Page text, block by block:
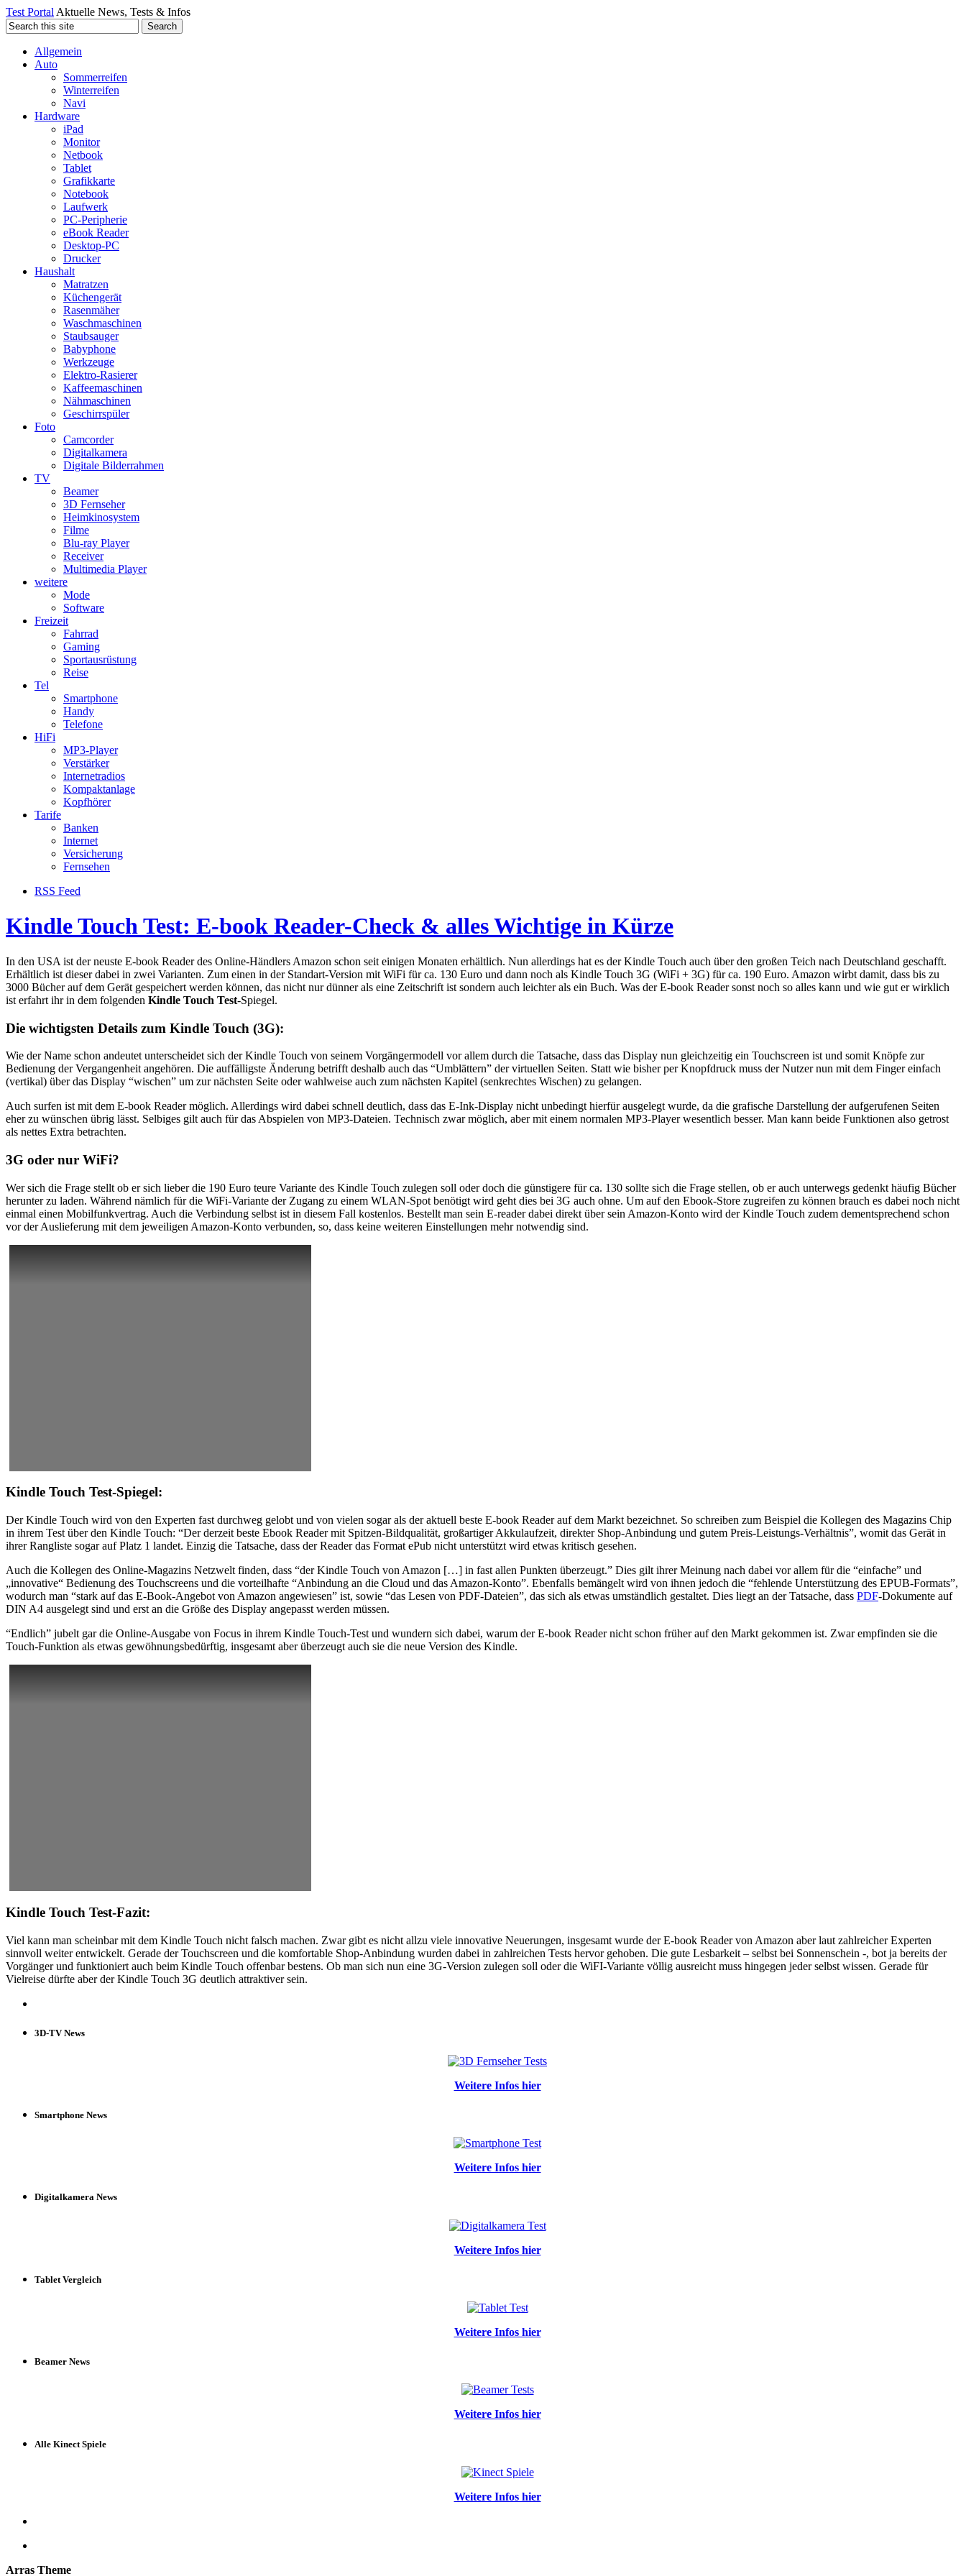
Test Portal Aktuelle News, Tests & Infos
Allgemein
Auto
Sommerreifen
Winterreifen
Navi
Hardware
iPad
Monitor
Netbook
Tablet
Grafikkarte
Notebook
Laufwerk
PC-Peripherie
eBook Reader
Desktop-PC
Drucker
Haushalt
Matratzen
Küchengerät
Rasenmäher
Waschmaschinen
Staubsauger
Babyphone
Werkzeuge
Elektro-Rasierer
Kaffeemaschinen
Nähmaschinen
Geschirrspüler
Foto
Camcorder
Digitalkamera
Digitale Bilderrahmen
TV
Beamer
3D Fernseher
Heimkinosystem
Filme
Blu-ray Player
Receiver
Multimedia Player
weitere
Mode
Software
Freizeit
Fahrrad
Gaming
Sportausrüstung
Reise
Tel
Smartphone
Handy
Telefone
HiFi
MP3-Player
Verstärker
Internetradios
Kompaktanlage
Kopfhörer
Tarife
Banken
Internet
Versicherung
Fernsehen
RSS Feed
Kindle Touch Test: E-book Reader-Check & alles Wichtige in Kürze
In den USA ist der neuste E-book Reader des Online-Händlers Amazon schon seit einigen Monaten erhältlich. Nun allerdings hat es der Kindle Touch auch über den großen Teich nach Deutschland geschafft.
Erhältlich ist dieser dabei in zwei Varianten. Zum einen in der Standart-Version mit WiFi für ca. 130 Euro und dann noch als Kindle Touch 3G (WiFi + 3G) für ca. 190 Euro. Amazon wirbt damit, dass bis zu
3000 Bücher auf dem Gerät gespeichert werden können, das nicht nur dünner als eine Zeitschrift ist sondern auch leichter als ein Buch. Was der E-book Reader sonst noch so alles kann und wie gut er wirklich
ist erfahrt ihr in dem folgenden Kindle Touch Test-Spiegel.
Die wichtigsten Details zum Kindle Touch (3G):
Wie der Name schon andeutet unterscheidet sich der Kindle Touch von seinem Vorgängermodell vor allem durch die Tatsache, dass das Display nun gleichzeitig ein Touchscreen ist und somit Knöpfe zur
Bedienung der Vergangenheit angehören. Die auffälligste Änderung betrifft deshalb auch das “Umblättern” der virtuellen Seiten. Statt wie bisher per Knopfdruck muss der Nutzer nun mit dem Finger einfach
(vertikal) über das Display “wischen” um zur nächsten Seite oder wahlweise auch zum nächsten Kapitel (senkrechtes Wischen) zu gelangen.
Auch surfen ist mit dem E-book Reader möglich. Allerdings wird dabei schnell deutlich, dass das E-Ink-Display nicht unbedingt hierfür ausgelegt wurde, da die grafische Darstellung der aufgerufenen Seiten
eher zu wünschen übrig lässt. Selbiges gilt auch für das Abspielen von MP3-Dateien. Technisch zwar möglich, aber mit einem normalen MP3-Player wesentlich besser. Man kann beide Funktionen also getrost
als nettes Extra betrachten.
3G oder nur WiFi?
Wer sich die Frage stellt ob er sich lieber die 190 Euro teure Variante des Kindle Touch zulegen soll oder doch die günstigere für ca. 130 sollte sich die Frage stellen, ob er auch unterwegs gedenkt häufig Bücher
herunter zu laden. Während nämlich für die WiFi-Variante der Zugang zu einem WLAN-Spot benötigt wird geht dies bei 3G auch ohne. Um auf den Ebook-Store zugreifen zu können brauch es dabei noch nicht
einmal einen Mobilfunkvertrag. Auch die Verbindung selbst ist in diesem Fall kostenlos. Bestellt man sein E-reader dabei direkt über sein Amazon-Konto wird der Kindle Touch zudem dementsprechend schon
vor der Auslieferung mit dem jeweiligen Amazon-Konto verbunden, so, dass keine weiteren Einstellungen mehr notwendig sind.
Kindle Touch Test-Spiegel:
Der Kindle Touch wird von den Experten fast durchweg gelobt und von vielen sogar als der aktuell beste E-book Reader auf dem Markt bezeichnet. So schreiben zum Beispiel die Kollegen des Magazins Chip
in ihrem Test über den Kindle Touch: “Der derzeit beste Ebook Reader mit Spitzen-Bildqualität, großartiger Akkulaufzeit, direkter Shop-Anbindung und gutem Preis-Leistungs-Verhältnis”, womit das Gerät in
ihrer Rangliste sogar auf Platz 1 landet. Einzig die Tatsache, dass der Reader das Format ePub nicht unterstützt wird etwas kritisch gesehen.
Auch die Kollegen des Online-Magazins Netzwelt finden, dass “der Kindle Touch von Amazon […] in fast allen Punkten überzeugt.” Dies gilt ihrer Meinung nach dabei vor allem für die “einfache” und
„innovative“ Bedienung des Touchscreens und die vorteilhafte “Anbindung an die Cloud und das Amazon-Konto”. Ebenfalls bemängelt wird von ihnen jedoch die “fehlende Unterstützung des EPUB-Formats”,
wodurch man “stark auf das E-Book-Angebot von Amazon angewiesen” ist, sowie “das Lesen von PDF-Dateien”, das sich als etwas umständlich gestaltet. Dies liegt an der Tatsache, dass PDF-Dokumente auf
DIN A4 ausgelegt sind und erst an die Größe des Display angepasst werden müssen.
“Endlich” jubelt gar die Online-Ausgabe von Focus in ihrem Kindle Touch-Test und wundern sich dabei, warum der E-book Reader nicht schon früher auf den Markt gekommen ist. Zwar empfinden sie die
Touch-Funktion als etwas gewöhnungsbedürftig, insgesamt aber überzeugt auch sie die neue Version des Kindle.
Kindle Touch Test-Fazit:
Viel kann man scheinbar mit dem Kindle Touch nicht falsch machen. Zwar gibt es nicht allzu viele innovative Neuerungen, insgesamt wurde der E-book Reader von Amazon aber laut zahlreicher Experten
sinnvoll weiter entwickelt. Gerade der Touchscreen und die komfortable Shop-Anbindung wurden dabei in zahlreichen Tests hervor gehoben. Die gute Lesbarkeit – selbst bei Sonnenschein -, bot ja bereits der
Vorgänger und funktioniert auch beim Kindle Touch offenbar bestens. Ob man sich nun eine 3G-Version zulegen soll oder die WiFI-Variante völlig ausreicht muss hingegen jeder selbst wissen. Gerade für
Vielreise dürfte aber der Kindle Touch 3G deutlich attraktiver sein.
3D-TV News
Weitere Infos hier
Smartphone News
Weitere Infos hier
Digitalkamera News
Weitere Infos hier
Tablet Vergleich
Weitere Infos hier
Beamer News
Weitere Infos hier
Alle Kinect Spiele
Weitere Infos hier
Arras Theme